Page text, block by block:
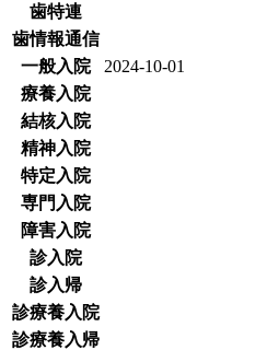
歯特連
歯情報通信
一般入院
2024-10-01
療養入院
結核入院
精神入院
特定入院
専門入院
障害入院
診入院
診入帰
診療養入院
診療養入帰